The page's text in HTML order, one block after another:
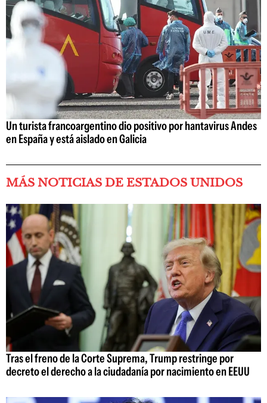
Un turista francoargentino dio positivo por hantavirus Andes
en España y está aislado en Galicia
MÁS NOTICIAS DE ESTADOS UNIDOS
Tras el freno de la Corte Suprema, Trump restringe por
decreto el derecho a la ciudadanía por nacimiento en EEUU